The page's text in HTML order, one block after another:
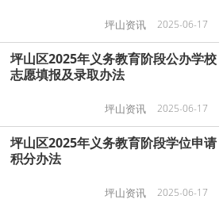
坪山资讯 2025-06-17
坪山区2025年义务教育阶段公办学校
志愿填报及录取办法
坪山资讯 2025-06-17
坪山区2025年义务教育阶段学位申请
积分办法
坪山资讯 2025-06-17